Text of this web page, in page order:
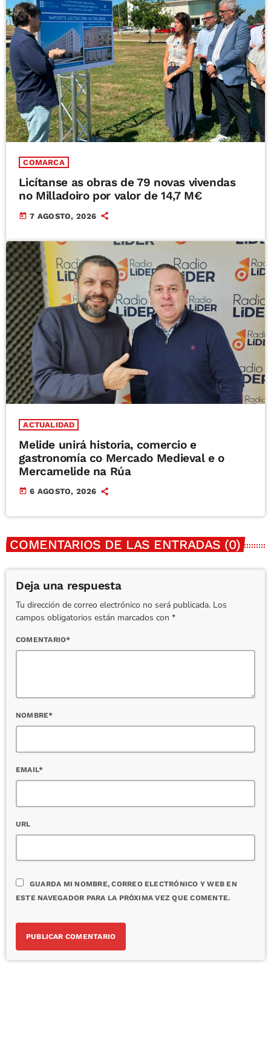
COMARCA
Licítanse as obras de 79 novas vivendas
no Milladoiro por valor de 14,7 M€
today 7 AGOSTO, 2026
ACTUALIDAD
Melide unirá historia, comercio e
gastronomía co Mercado Medieval e o
Mercamelide na Rúa
today 6 AGOSTO, 2026
COMENTARIOS DE LAS ENTRADAS (0)
Deja una respuesta
Tu dirección de correo electrónico no será publicada. Los
campos obligatorios están marcados con *
COMENTARIO*
NOMBRE*
EMAIL*
URL
GUARDA MI NOMBRE, CORREO ELECTRÓNICO Y WEB EN
ESTE NAVEGADOR PARA LA PRÓXIMA VEZ QUE COMENTE.